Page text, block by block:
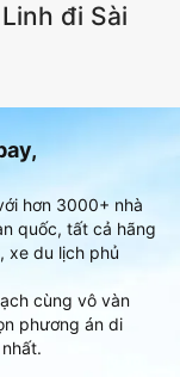
đi Sài
hơn 3000+ nhà
quốc, tất cả hãng
xe du lịch phủ
cùng vô vàn
phương án di